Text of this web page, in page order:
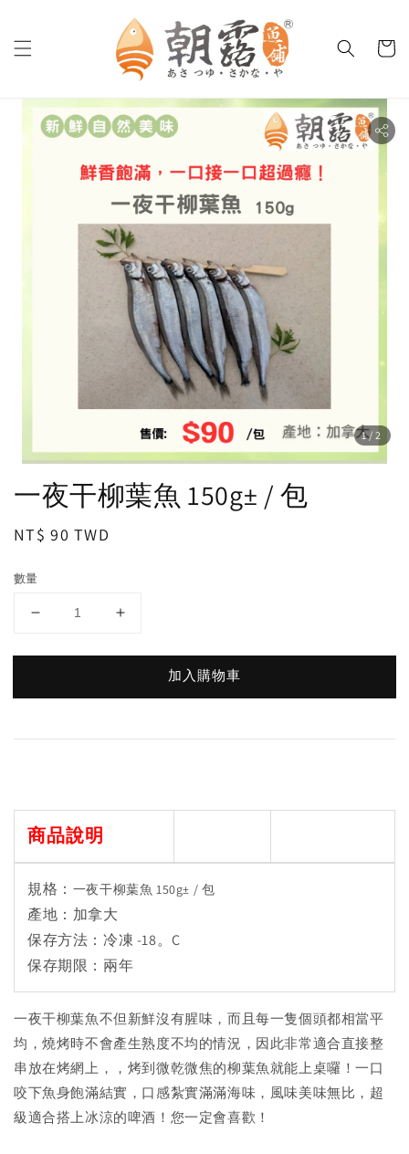
1/2
一夜干柳葉魚 150g± / 包
Regular
NT$ 90 TWD
數量
加入購物車
商品說明
規格： 一夜干柳葉魚 150g± / 包
產地：加拿大
保存方法：冷凍 -18。C
保存期限：兩年
一夜干柳葉魚不但新鮮沒有腥味，而且每一隻個頭都相當平
均，燒烤時不會產生熟度不均的情況，因此非常適合直接整
串放在烤網上，，烤到微乾微焦的柳葉魚就能上桌囉！一口
咬下魚身飽滿結實，口感紮實滿滿海味，風味美味無比，超
級適合搭上冰涼的啤酒！您一定會喜歡！